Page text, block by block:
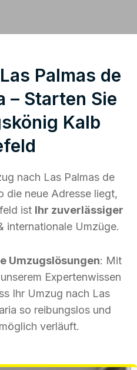
Palmas de
– Starten Sie
Kalb
nach Las Palmas de
die neue Adresse liegt,
ist Ihr zuverlässiger
internationale Umzüge.
Umzugslösungen: Mit
Expertenwissen
Ihr Umzug nach Las
so reibungslos und
verläuft.